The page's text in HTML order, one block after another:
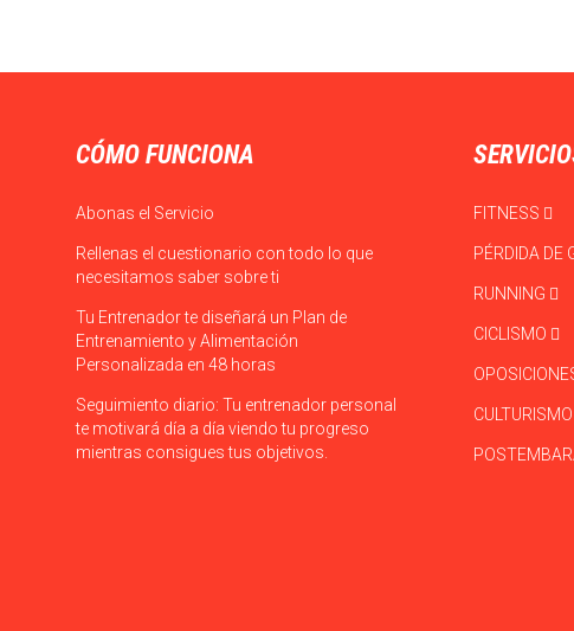
CÓMO FUNCIONA
Abonas el Servicio
Rellenas el cuestionario con todo lo que
necesitamos saber sobre ti
Tu Entrenador te diseñará un Plan de
Entrenamiento y Alimentación
Personalizada en 48 horas
Seguimiento diario: Tu entrenador personal
te motivará día a día viendo tu progreso
mientras consigues tus objetivos.
FITNESS
PÉRDIDA DE
RUNNING
CICLISMO
CULTURISMO